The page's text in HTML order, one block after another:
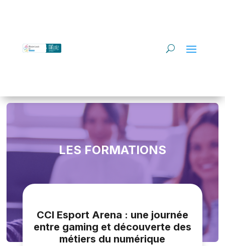
LES FORMATIONS
CCI Esport Arena : une journée
entre gaming et découverte des
métiers du numérique